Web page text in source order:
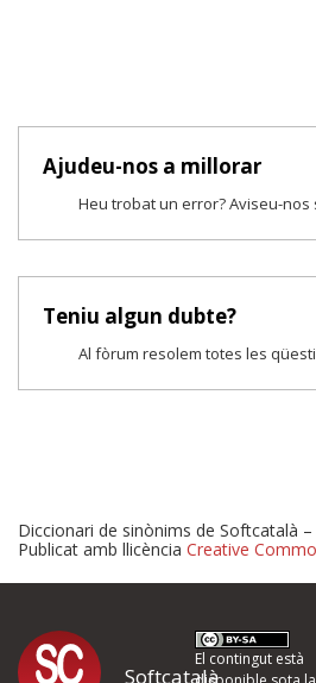
Ajudeu-nos a millorar
Heu trobat un error? Aviseu-nos
Teniu algun dubte?
Al fòrum resolem totes les
Proposeu-
Diccionari de sinònims de Softcatalà –
Publicat amb llicència Creative
Softcatalà
El contingut està